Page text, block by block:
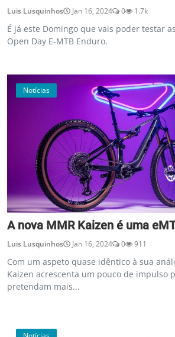
Luis Lusquinhos Jan 16, 2024 0 1.7k
É já este Domingo que vais poder testar
Open Day E-MTB Enduro.
Notícias
A nova MMR Kaizen é uma
Luis Lusquinhos Jan 16, 2024 0 911
Com um aspeto quase idêntico à sua
Kaizen acrescenta um pouco de impulso
pretendam mais...